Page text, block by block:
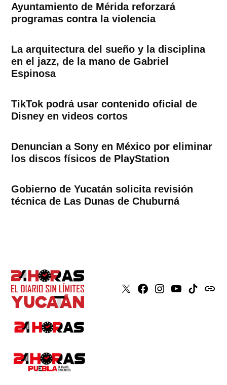
Ayuntamiento de Mérida reforzará
programas contra la violencia
La arquitectura del sueño y la disciplina
en el jazz, de la mano de Gabriel
Espinosa
TikTok podrá usar contenido oficial de
Disney en videos cortos
Denuncian a Sony en México por eliminar
los discos físicos de PlayStation
Gobierno de Yucatán solicita revisión
técnica de Las Dunas de Chuburná
X Faceboook
Instagram
YoutubeTiktokissuu